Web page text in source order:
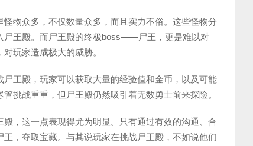
物众多，不仅数量众多，而且实力不俗。这些怪物分
尸王殿。而尸王殿的终极boss——尸王，更是难以对
玩家造成极大的威胁。
王殿，玩家可以获取大量的经验值和金币，以及可能
挑战重重，但尸王殿仍然吸引着无数勇士前来探险。
，这一点表现得尤为明显。只有通过有效的沟通、合
，夺取宝藏。与其说玩家在挑战尸王殿，不如说他们